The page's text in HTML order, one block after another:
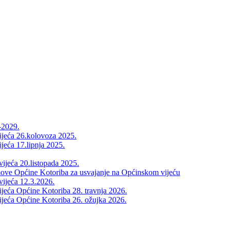
26.kolovoza 2025.
17.lipnja 2025.
20.listopada 2025.
Općine Kotoriba za usvajanje na Općinskom vijeću
12.3.2026.
Općine Kotoriba 28. travnja 2026.
Općine Kotoriba 26. ožujka 2026.